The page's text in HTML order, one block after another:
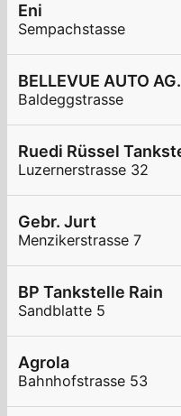
Eni
Sempachstasse
BELLEVUE AUTO AG.
Baldeggstrasse
Luzernerstrasse 32
Gebr. Jurt
Menzikerstrasse 7
BP Tankstelle Rain
Sandblatte 5
Agrola
Bahnhofstrasse 53